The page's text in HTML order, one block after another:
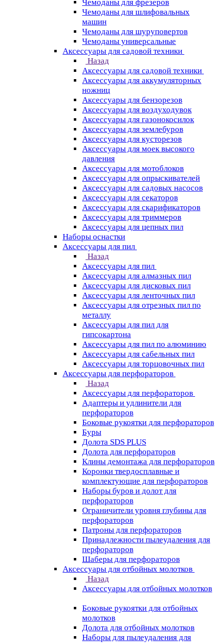
Чемоданы для фрезеров
Чемоданы для шлифовальных
машин
Чемоданы для шуруповертов
Чемоданы универсальные
Аксессуары для садовой техники
Назад
Аксессуары для садовой техники
Аксессуары для аккумуляторных
ножниц
Аксессуары для бензорезов
Аксессуары для воздуходувок
Аксессуары для газонокосилок
Аксессуары для землебуров
Аксессуары для кусторезов
Аксессуары для моек высокого
давления
Аксессуары для мотоблоков
Аксессуары для опрыскивателей
Аксессуары для садовых насосов
Аксессуары для секаторов
Аксессуары для скарификаторов
Аксессуары для триммеров
Аксессуары для цепных пил
Наборы оснастки
Аксессуары для пил
Назад
Аксессуары для пил
Аксессуары для алмазных пил
Аксессуары для дисковых пил
Аксессуары для ленточных пил
Аксессуары для отрезных пил по
металлу
Аксессуары для пил для
гипсокартона
Аксессуары для пил по алюминию
Аксессуары для сабельных пил
Аксессуары для торцовочных пил
Аксессуары для перфораторов
Назад
Аксессуары для перфораторов
Адаптеры и удлинители для
перфораторов
Боковые рукоятки для перфораторов
Буры
Долота SDS PLUS
Долота для перфораторов
Клины демонтажа для перфораторов
Коронки твердосплавные и
комплектующие для перфораторов
Наборы буров и долот для
перфораторов
Ограничители уровня глубины для
перфораторов
Патроны для перфораторов
Принадлежности пылеудаления для
перфораторов
Шаберы для перфораторов
Аксессуары для отбойных молотков
Назад
Аксессуары для отбойных молотков
Боковые рукоятки для отбойных
молотков
Долота для отбойных молотков
Наборы для пылеудаления для